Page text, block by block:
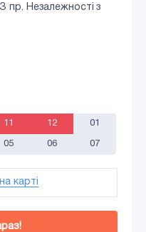
пр. Незалежності з
11 12 01
05 06 07
карті